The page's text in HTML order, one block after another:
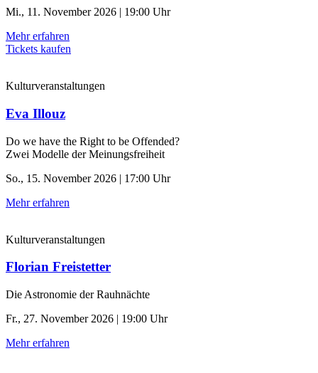
Mi., 11. November 2026 | 19:00 Uhr
Mehr erfahren
Tickets kaufen
Kulturveranstaltungen
Eva Illouz
Do we have the Right to be Offended?
Zwei Modelle der Meinungsfreiheit
So., 15. November 2026 | 17:00 Uhr
Mehr erfahren
Kulturveranstaltungen
Florian Freistetter
Die Astronomie der ­Rauhnächte
Fr., 27. November 2026 | 19:00 Uhr
Mehr erfahren